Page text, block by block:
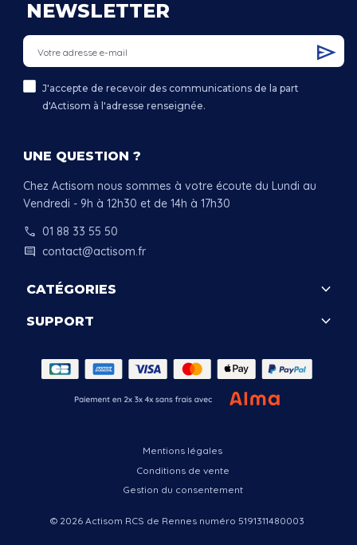
NEWSLETTER
J'accepte de recevoir des communications de la part
d'Actisom à l'adresse renseignée.
UNE QUESTION ?
Chez Actisom nous sommes à votre écoute du Lundi au
Vendredi - 9h à 12h30 et de 14h à 17h30
call 01 88 33 55 50
comment contact@actisom.fr
CATÉGORIES keyboard_arrow_down
SUPPORT keyboard_arrow_down
© 2026 Actisom RCS de Rennes numéro 5191311480003
Mentions légales
Conditions de vente
Gestion du consentement